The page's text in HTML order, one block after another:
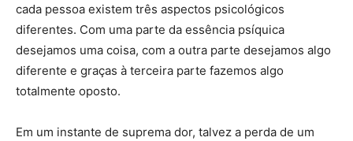
cada pessoa existem três aspectos psicológicos
diferentes. Com uma parte da essência psíquica
desejamos uma coisa, com a outra parte desejamos algo
diferente e graças à terceira parte fazemos algo
totalmente oposto.
Em um instante de suprema dor, talvez a perda de um